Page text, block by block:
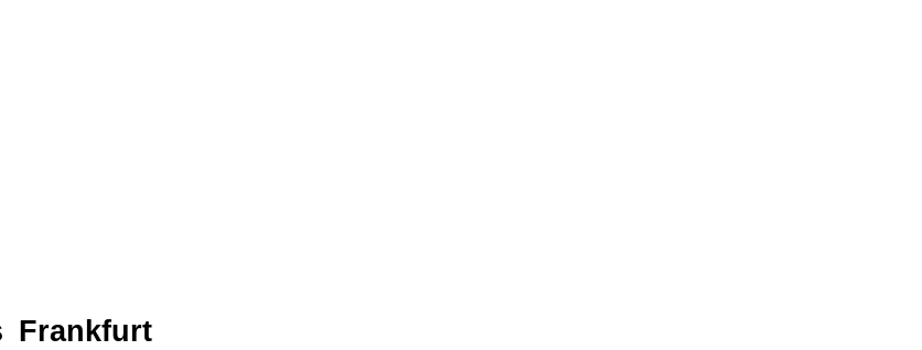
Frankfurt